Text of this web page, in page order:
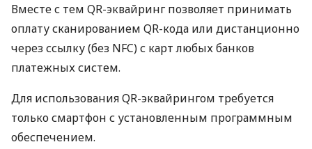
Вместе с тем QR-эквайринг позволяет принимать
оплату сканированием QR-кода или дистанционно
через ссылку (без NFC) с карт любых банков
платежных систем.
Для использования QR-эквайрингом требуется
только смартфон с установленным программным
обеспечением.